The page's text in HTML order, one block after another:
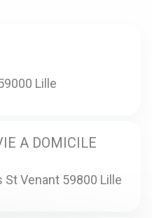
Lille
A DOMICILE
St Venant 59800 Lille